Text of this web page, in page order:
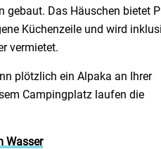
gebaut. Das Häuschen bietet
Küchenzeile und wird
vermietet.
plötzlich ein Alpaka an Ihrer
Campingplatz laufen die
Wasser